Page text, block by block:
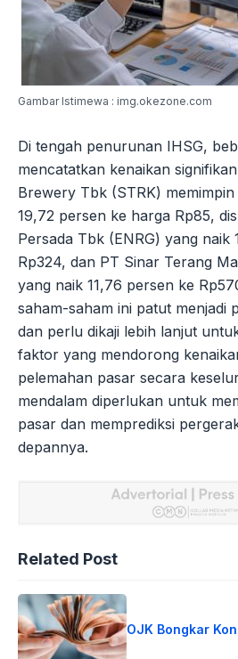
Gambar Istimewa : img.okezone.com
Di tengah penurunan IHSG,
mencatatkan kenaikan
Brewery Tbk (STRK)
19,72 persen ke harga Rp85,
Persada Tbk (ENRG) yang naik
Rp324, dan PT Sinar Terang
yang naik 11,76 persen ke
saham-saham ini patut menjadi
dan perlu dikaji lebih lanjut
faktor yang mendorong
pelemahan pasar secara
mendalam diperlukan untuk
pasar dan memprediksi
depannya.
Related Post
OJK Bongkar